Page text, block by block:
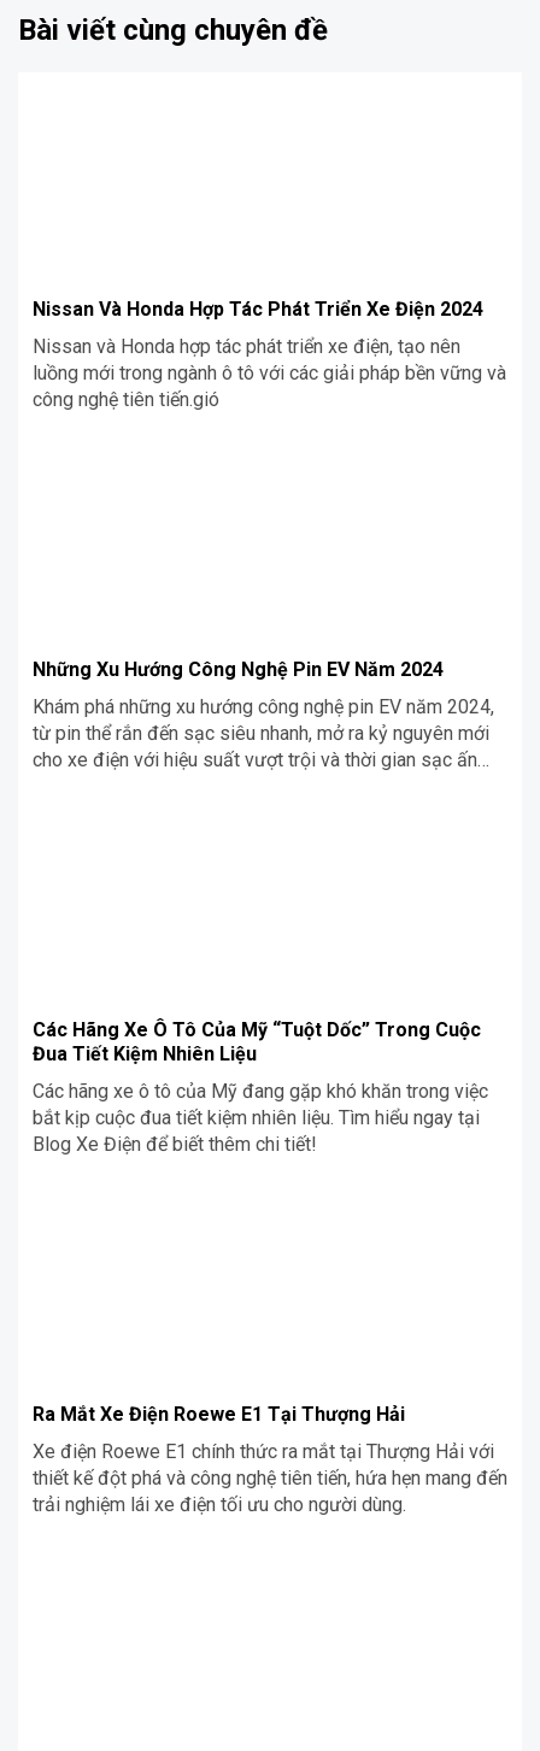
Bài viết cùng chuyên đề
Nissan Và Honda Hợp Tác Phát Triển Xe Điện 2024
Nissan và Honda hợp tác phát triển xe điện, tạo nên
luồng mới trong ngành ô tô với các giải pháp bền vững và
công nghệ tiên tiến.gió
Những Xu Hướng Công Nghệ Pin EV Năm 2024
Khám phá những xu hướng công nghệ pin EV năm 2024,
từ pin thể rắn đến sạc siêu nhanh, mở ra kỷ nguyên mới
cho xe điện với hiệu suất vượt trội và thời gian sạc ấn
Các Hãng Xe Ô Tô Của Mỹ “Tuột Dốc” Trong Cuộc
Đua Tiết Kiệm Nhiên Liệu
Các hãng xe ô tô của Mỹ đang gặp khó khăn trong việc
bắt kịp cuộc đua tiết kiệm nhiên liệu. Tìm hiểu ngay tại
Blog Xe Điện để biết thêm chi tiết!
Ra Mắt Xe Điện Roewe E1 Tại Thượng Hải
Xe điện Roewe E1 chính thức ra mắt tại Thượng Hải với
thiết kế đột phá và công nghệ tiên tiến, hứa hẹn mang đến
trải nghiệm lái xe điện tối ưu cho người dùng.